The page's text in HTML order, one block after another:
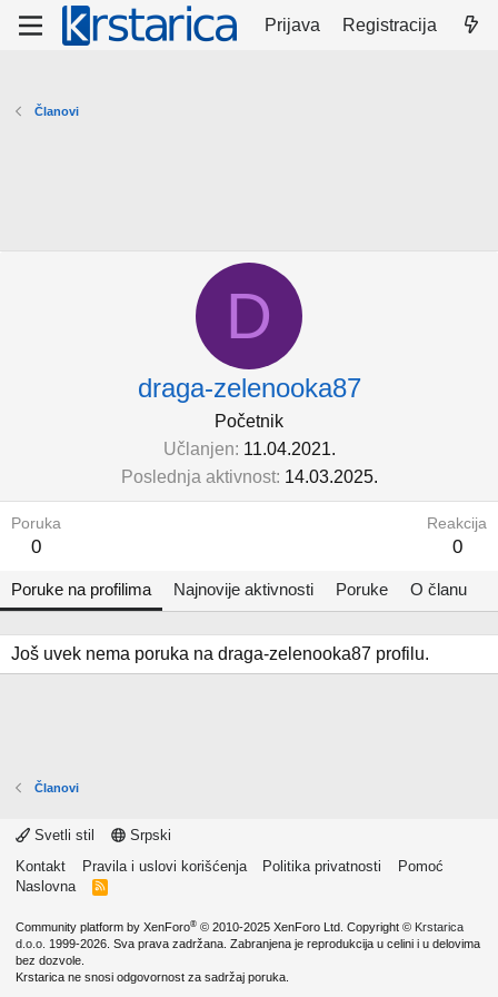
Prijava Registracija
Članovi
D
draga-zelenooka87
Početnik
Učlanjen 11.04.2021.
Poslednja aktivnost 14.03.2025.
Poruka
0
Reakcija
0
Poruke na profilima Najnovije aktivnosti Poruke O članu
Još uvek nema poruka na draga-zelenooka87 profilu.
Članovi
Svetli stil
Srpski
Kontakt
Pravila i uslovi korišćenja Politika privatnosti
Pomoć
Naslovna
R
Community platform by XenForo® © 2010-2025 XenForo Ltd. Copyright © Krstarica
d.o.o. 1999-2026. Sva prava zadržana. Zabranjena je reprodukcija u celini i u delovima
bez dozvole.
Krstarica ne snosi odgovornost za sadržaj poruka.